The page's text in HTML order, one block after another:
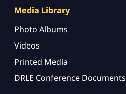
Media Library
Photo Albums
Videos
Printed Media
DRLE Conference Documents